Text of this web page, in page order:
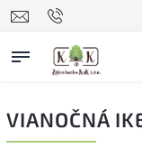
VIANOČNÁ